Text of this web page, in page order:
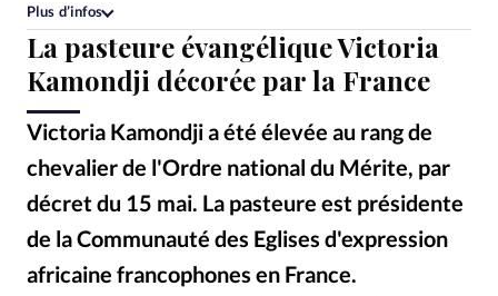
Société
Monde
Bible
Toute l'actualité
Se connecter
Devise:CHF
RUBRIQUES
La pasteure évangélique Victoria
Kamondji décorée par la France
Victoria Kamondji a été élevée au rang de
chevalier de l'Ordre national du Mérite, par
décret du 15 mai. La pasteure est présidente
de la Communauté des Eglises d'expression
africaine francophones en France.
Plus d’infos
©DR - Victoria Kamondji